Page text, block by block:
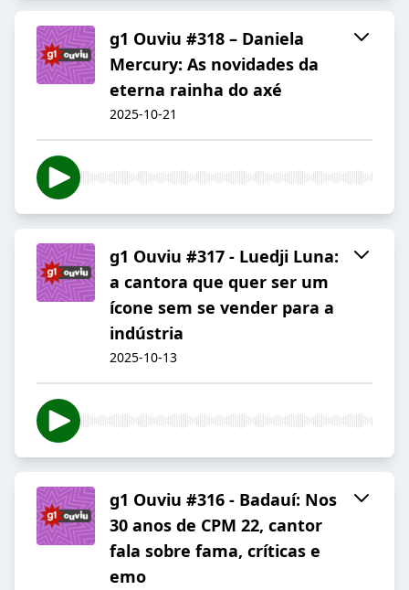
g1 Ouviu #318 – Daniela
Mercury: As novidades da
eterna rainha do axé
2025-10-21
g1 Ouviu #317 - Luedji Luna:
a cantora que quer ser um
ícone sem se vender para a
indústria
2025-10-13
g1 Ouviu #316 - Badauí: Nos
30 anos de CPM 22, cantor
fala sobre fama, críticas e
emo